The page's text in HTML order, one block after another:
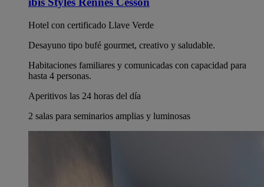
Hotel con certificado Llave Verde
Desayuno tipo bufé gourmet, creativo y saludable.
Habitaciones familiares y comunicadas con capacidad para
hasta 4 personas.
Aperitivos las 24 horas del día
2 salas para seminarios amplias y luminosas